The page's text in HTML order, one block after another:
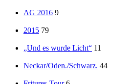
AG 2016 9
2015 79
„Und es wurde Licht“ 11
Neckar/Oden./Schwarz. 44